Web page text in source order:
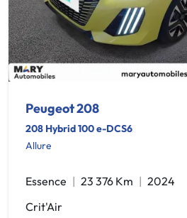
Peugeot 208
208 Hybrid 100 e-DCS6
Allure
Essence 23 376 Km
2024
Crit'Air